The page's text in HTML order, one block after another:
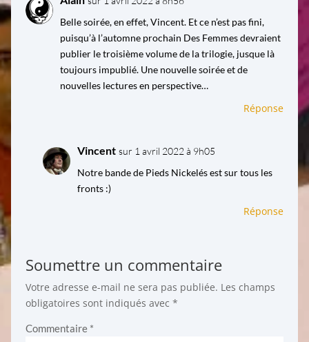
Belle soirée, en effet, Vincent. Et ce n’est pas fini,
puisqu’à l’automne prochain Des Femmes devraient
publier le troisième volume de la trilogie, jusque là
toujours impublié. Une nouvelle soirée et de
nouvelles lectures en perspective…
Réponse
Vincent sur 1 avril 2022 à 9h05
Notre bande de Pieds Nickelés est sur tous les
fronts :)
Réponse
Soumettre un commentaire
Votre adresse e-mail ne sera pas publiée. Les champs
obligatoires sont indiqués avec *
Commentaire *